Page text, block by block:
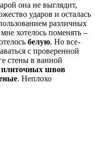
она не выглядит,
ударов и осталась
различных
хотелось поменять –
белую. Но все-
с проверенной
стены в ванной
плиточных швов
. Неплохо